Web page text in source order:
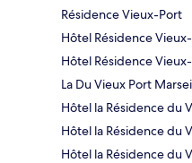
Résidence Vieux-Port
Hôtel Résidence
Hôtel Résidence
La Du Vieux Port
Hôtel la Résidence du
Hôtel la Résidence du
Hôtel la Résidence du